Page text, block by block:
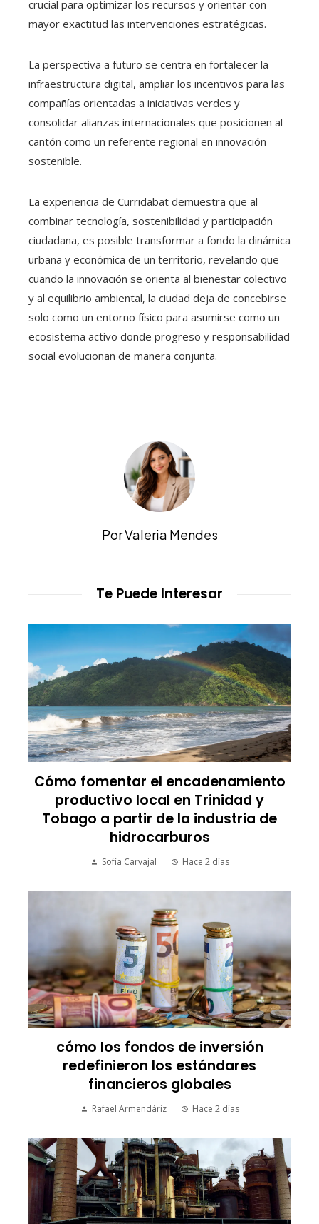
crucial para optimizar los recursos y orientar con
mayor exactitud las intervenciones estratégicas.
La perspectiva a futuro se centra en fortalecer la
infraestructura digital, ampliar los incentivos para las
compañías orientadas a iniciativas verdes y
consolidar alianzas internacionales que posicionen al
cantón como un referente regional en innovación
sostenible.
La experiencia de Curridabat demuestra que al
combinar tecnología, sostenibilidad y participación
ciudadana, es posible transformar a fondo la dinámica
urbana y económica de un territorio, revelando que
cuando la innovación se orienta al bienestar colectivo
y al equilibrio ambiental, la ciudad deja de concebirse
solo como un entorno físico para asumirse como un
ecosistema activo donde progreso y responsabilidad
social evolucionan de manera conjunta.
Por Valeria Mendes
Te Puede Interesar
Cómo fomentar el encadenamiento
productivo local en Trinidad y
Tobago a partir de la industria de
hidrocarburos
Sofía Carvajal Hace 2 días
cómo los fondos de inversión
redefinieron los estándares
financieros globales
Rafael Armendáriz Hace 2 días